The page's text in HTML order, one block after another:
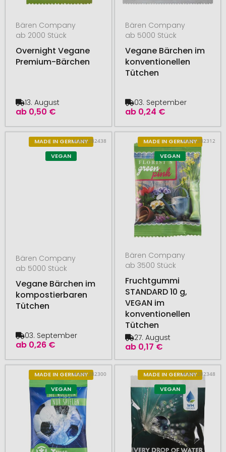
Bären Company
ab 2000 Stück
Overnight Vegane
Premium-Bärchen
ab 0,50 €
13. August
Bären Company
ab 5000 Stück
Vegane Bärchen im
konventionellen
Tütchen
ab 0,24 €
03. September
MADE IN GERMANY
VEGAN
# 400.282438
Bären Company
ab 5000 Stück
Vegane Bärchen im
kompostierbaren
Tütchen
ab 0,26 €
03. September
MADE IN GERMANY
VEGAN
# 400.282312
Bären Company
ab 3500 Stück
Fruchtgummi
STANDARD 10 g,
VEGAN im
konventionellen
Tütchen
ab 0,17 €
27. August
MADE IN GERMANY
VEGAN
# 400.282300
MADE IN GERMANY
VEGAN
# 400.282348